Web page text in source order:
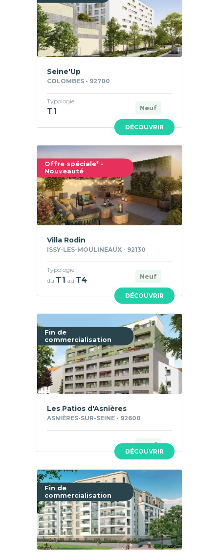
DÉCOUVRIR
Seine'Up
COLOMBES - 92700
Neuf
Typologie
T1
Offre spéciale* -
Nouveauté
DÉCOUVRIR
Villa Rodin
ISSY-LES-MOULINEAUX - 92130
Neuf
Typologie
du T1 au T4
Fin de
commercialisation
DÉCOUVRIR
Les Patios d'Asnières
ASNIÈRES-SUR-SEINE - 92600
Neuf
Fin de
commercialisation